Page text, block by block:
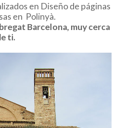
en Diseño de páginas
en Polinyà.
Barcelona, muy cerca
ti.